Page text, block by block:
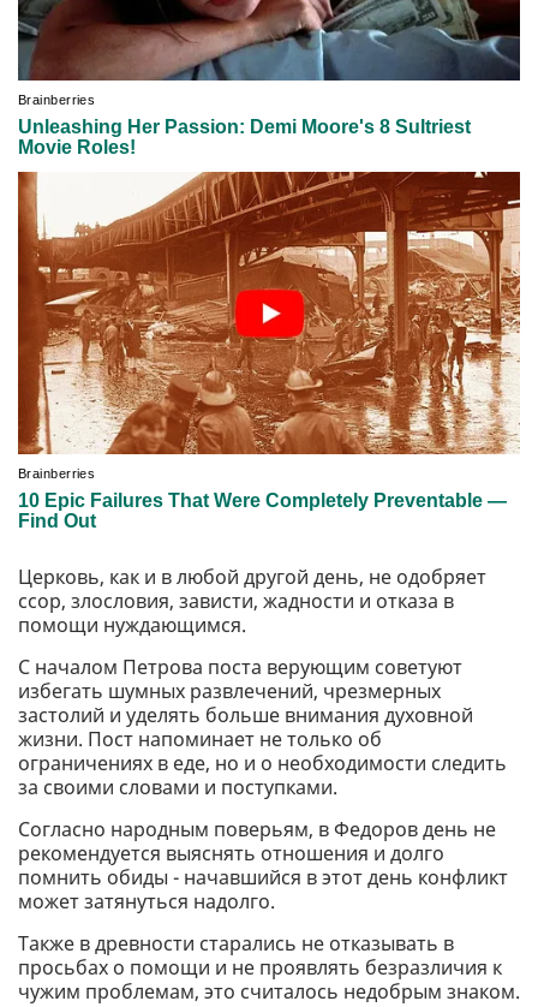
Церковь, как и в любой другой день, не одобряет
ссор, злословия, зависти, жадности и отказа в
помощи нуждающимся.
С началом Петрова поста верующим советуют
избегать шумных развлечений, чрезмерных
застолий и уделять больше внимания духовной
жизни. Пост напоминает не только об
ограничениях в еде, но и о необходимости следить
за своими словами и поступками.
Согласно народным поверьям, в Федоров день не
рекомендуется выяснять отношения и долго
помнить обиды - начавшийся в этот день конфликт
может затянуться надолго.
Также в древности старались не отказывать в
просьбах о помощи и не проявлять безразличия к
чужим проблемам, это считалось недобрым знаком.